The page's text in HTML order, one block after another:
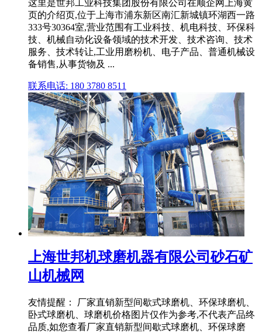
这里是世邦工业科技集团股份有限公司在顺企网上海黄
页的介绍页,位于上海市浦东新区南汇新城镇环湖西一路
333号30364室,营业范围有工业科技、机电科技、环保科
技、机械自动化设备领域的技术开发、技术咨询、技术
服务、技术转让,工业用磨粉机、电子产品、普通机械设
备销售,从事货物及 ...
联系电话: 180 3780 8511
上海世邦机球磨机器有限公司砂石矿
山机械网
友情提醒： 厂家直销新型间歇式球磨机、环保球磨机、
卧式球磨机、球磨机价格图片仅作为参考,不代表产品终
品质,如您查看厂家直销新型间歇式球磨机、环保球磨